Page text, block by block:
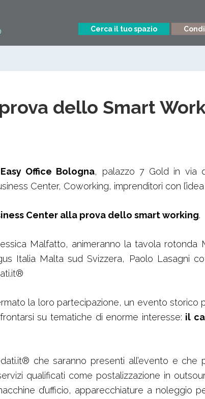
Cerca il tuo spazio
dello Smart
Office Bologna, palazzo 7 Gold in via
Center, Coworking, imprenditori con
Center alla prova dello smart working.
Malfatto, animeranno la tavola rotonda
Italia Malta sud Svizzera, Paolo Lasagni
la loro partecipazione, un evento storico
su tematiche di enorme interesse: il
che saranno presenti all’evento e
qualificati come postalizzazione in
d’ufficio, apparecchiature a noleggio